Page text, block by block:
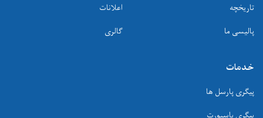
تاریخچه
پالیسی ما
اعلانات
گالری
خدمات
پیگری پارسل ها